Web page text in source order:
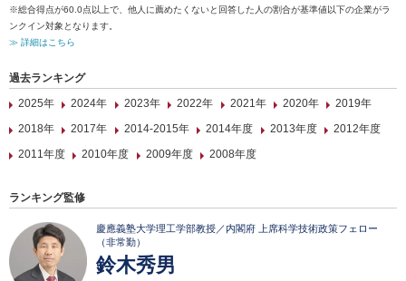
※総合得点が60.0点以上で、他人に薦めたくないと回答した人の割合が基準値以下の企業がラ
ンクイン対象となります。
≫ 詳細はこちら
過去ランキング
2025年
2024年 2023年 2022年 2021年 2020年
2019年
2018年
2017年 2014-2015年 2014年度 2013年度
2012年度
2011年度
2010年度 2009年度 2008年度
ランキング監修
慶應義塾大学理工学部教授／内閣府 上席科学技術政策フェロー
（非常勤）
鈴木秀男